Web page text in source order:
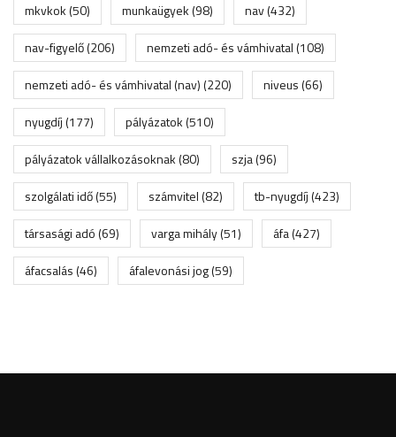
mkvkok(50) munkaügyek(98) nav(432)
nav-figyelő(206) nemzeti adó- és vámhivatal(108)
nemzeti adó- és vámhivatal (nav)(220) niveus(66)
nyugdíj(177) pályázatok(510)
pályázatok vállalkozásoknak(80) szja(96)
szolgálati idő(55) számvitel(82) tb-nyugdíj(423)
társasági adó(69) varga mihály(51) áfa(427)
áfacsalás(46) áfalevonási jog(59)